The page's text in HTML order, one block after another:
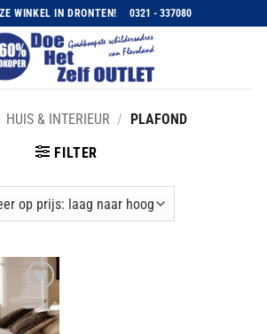
WINKEL IN DRONTEN! 0321 - 337080
HUIS & INTERIEUR / PLAFOND
FILTER
Toevoegen
aan
wenslijst